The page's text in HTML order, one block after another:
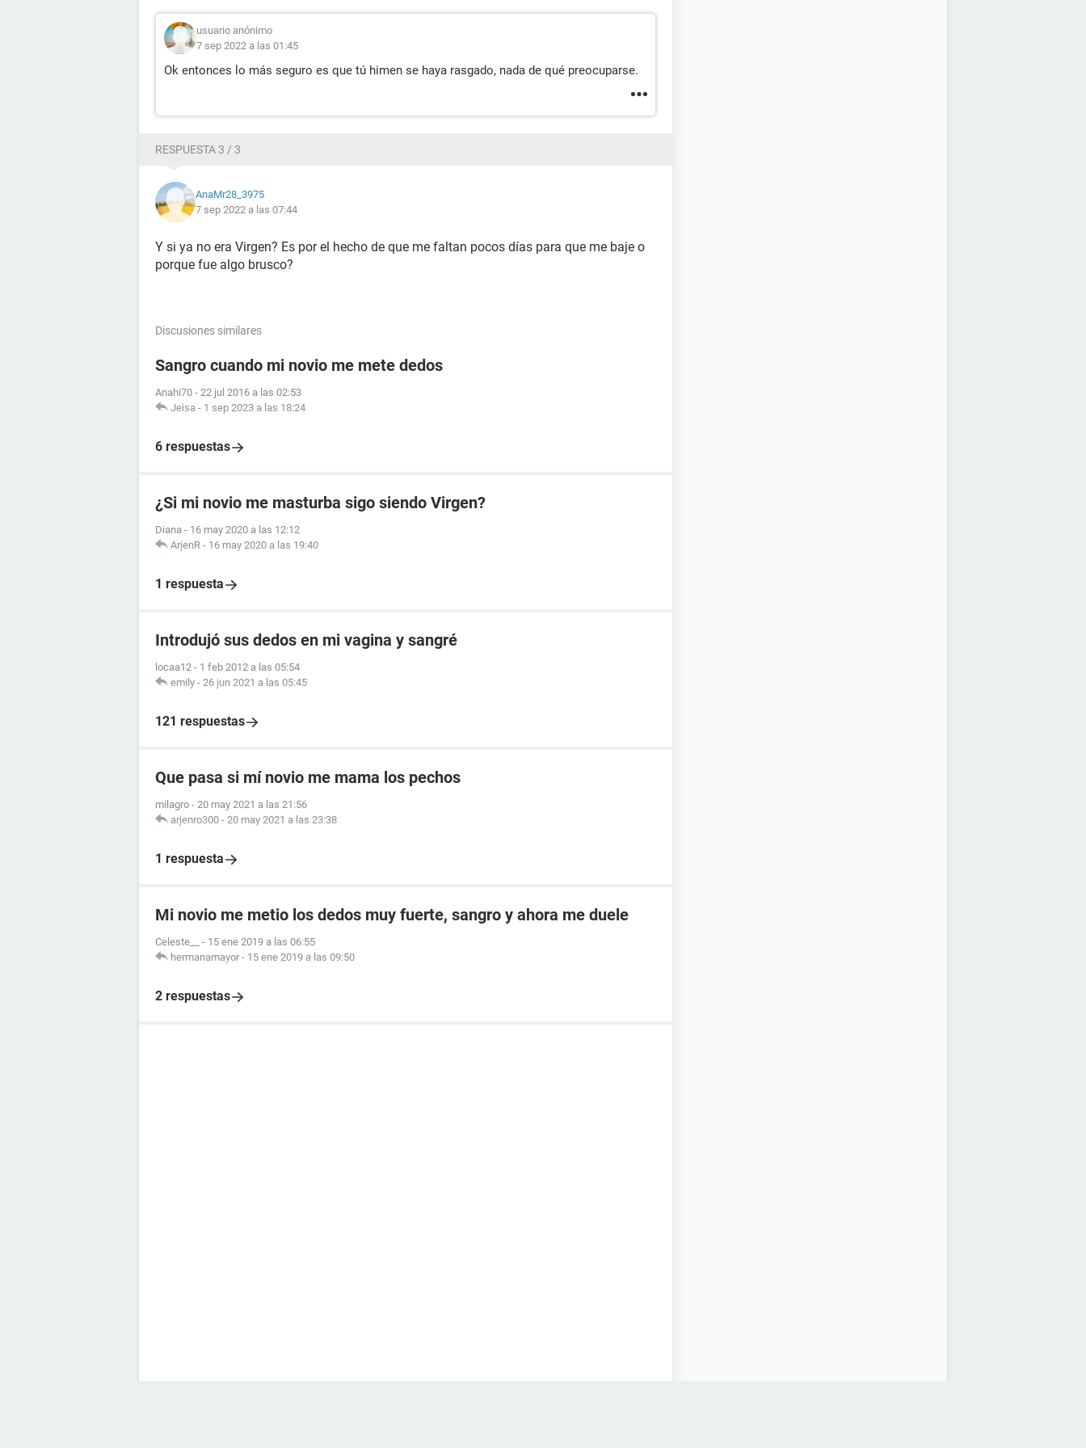
usuario anónimo
7 sep 2022 a las 01:45
Ok entonces lo más seguro es que tú himen se haya rasgado, nada de qué preocuparse.
RESPUESTA 3 / 3
AnaMr28_3975
7 sep 2022 a las 07:44
Y si ya no era Virgen? Es por el hecho de que me faltan pocos días para que me baje o
porque fue algo brusco?
Discusiones similares
Sangro cuando mi novio me mete dedos
Anahi70 - 22 jul 2016 a las 02:53
Jeisa - 1 sep 2023 a las 18:24
6 respuestas
¿Si mi novio me masturba sigo siendo Virgen?
Diana - 16 may 2020 a las 12:12
ArjenR - 16 may 2020 a las 19:40
1 respuesta
Introdujó sus dedos en mi vagina y sangré
locaa12 - 1 feb 2012 a las 05:54
emily - 26 jun 2021 a las 05:45
121 respuestas
Que pasa si mí novio me mama los pechos
milagro - 20 may 2021 a las 21:56
arjenro300 - 20 may 2021 a las 23:38
1 respuesta
Mi novio me metio los dedos muy fuerte, sangro y ahora me duele
Celeste__ - 15 ene 2019 a las 06:55
hermanamayor - 15 ene 2019 a las 09:50
2 respuestas